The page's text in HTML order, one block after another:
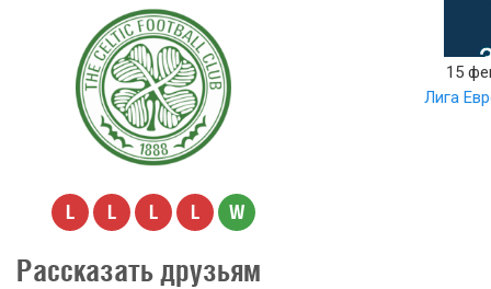
L L L L W
15
Лига
Рассказать друзьям